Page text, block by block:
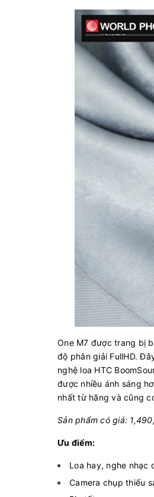
One M7 được trang bị
độ phân giải FullHD.
nghệ loa HTC
được nhiều ánh sáng
nhất từ hãng và cũng
Sản phẩm có giá:
Ưu điểm:
Loa hay, nghe nhạc
Camera chụp thiếu